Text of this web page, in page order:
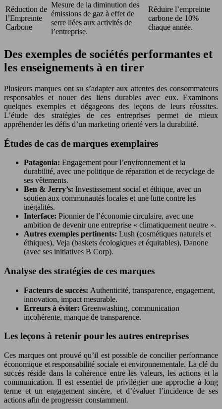
Réduction de
l’Empreinte
Carbone
Mesure de la diminution des
émissions de gaz à effet de
serre liées aux activités de
l’entreprise.
Réduire l’empreinte
carbone de 10%
chaque année.
Des exemples de sociétés performantes et
les enseignements à en tirer
Plusieurs marques ont su s’adapter aux attentes des consommateurs
responsables et nouer des liens durables avec eux. Examinons
quelques exemples et dégageons des leçons de leurs réussites.
L’étude des stratégies de ces entreprises permet de mieux
appréhender les défis d’un marketing orienté vers la durabilité.
Études de cas de marques exemplaires
Patagonia: Engagement pour l’environnement et la
durabilité, avec une politique de réparation et de recyclage de
ses vêtements.
Ben & Jerry’s: Investissement social et éthique, avec un
soutien aux communautés locales et une lutte contre les
inégalités.
Interface: Pionnier de l’économie circulaire, avec une
ambition de devenir une entreprise « climatiquement neutre ».
Autres exemples pertinents: Lush (cosmétiques naturels et
éthiques), Veja (baskets écologiques et équitables), Danone
(avec ses initiatives B Corp).
Analyse des stratégies de ces marques
Facteurs de succès: Authenticité, transparence, engagement,
innovation, impact mesurable.
Erreurs à éviter: Greenwashing, communication
incohérente, manque de transparence.
Les leçons à retenir pour les autres entreprises
Ces marques ont prouvé qu’il est possible de concilier performance
économique et responsabilité sociale et environnementale. La clé du
succès réside dans la cohérence entre les valeurs, les actions et la
communication. Il est essentiel de privilégier une approche à long
terme et un engagement sincère, et d’évaluer l’incidence de ses
actions afin de progresser constamment.